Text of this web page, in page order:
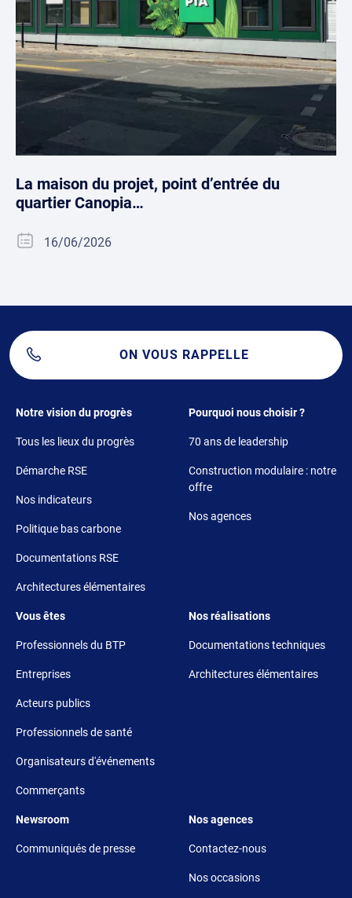
La maison du projet, point d’entrée du
quartier Canopia…
16/06/2026
ON VOUS RAPPELLE
Footer 1
Notre vision du progrès
Tous les lieux du progrès
Démarche RSE
Nos indicateurs
Politique bas carbone
Documentations RSE
Architectures élémentaires
Footer 2
Pourquoi nous choisir ?
70 ans de leadership
Construction modulaire : notre
offre
Nos agences
Footer 3
Vous êtes
Professionnels du BTP
Entreprises
Acteurs publics
Professionnels de santé
Organisateurs d'événements
Commerçants
Footer 4
Nos réalisations
Documentations techniques
Architectures élémentaires
Footer 5
Newsroom
Communiqués de presse
Footer 6
Nos agences
Contactez-nous
Nos occasions